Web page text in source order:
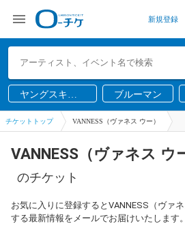
新規登録
ヤングスキニ
ー
ブルーマン
チケットトップ VANNESS（ヴァネス ウー）
VANNESS（ヴァネス ウ
のチケット
お気に入りに登録するとVANNESS（ヴァ
する最新情報をメールでお届けいたします。